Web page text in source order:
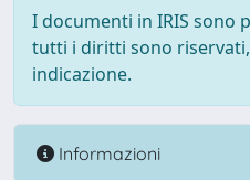
I documenti in IRIS sono
tutti i diritti sono
indicazione.
Informazioni